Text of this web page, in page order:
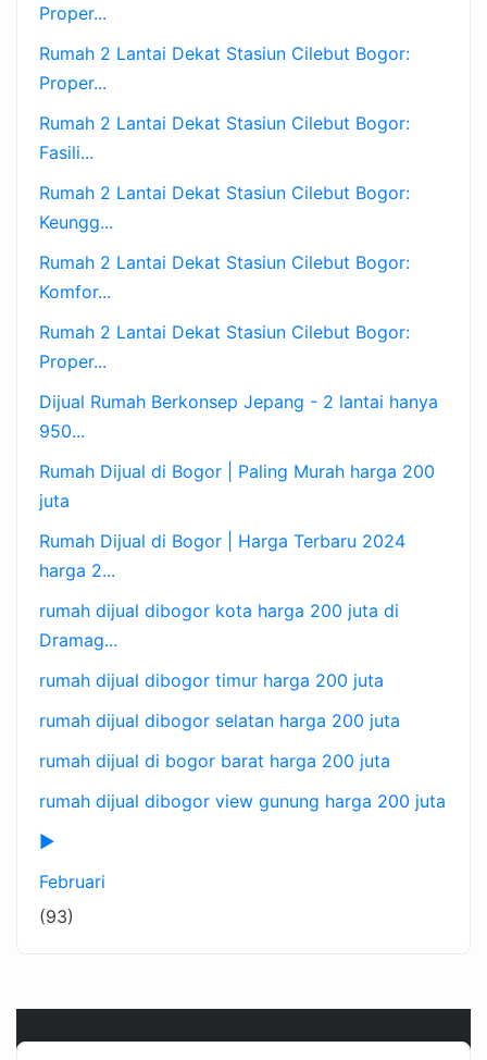
Proper...
Rumah 2 Lantai Dekat Stasiun Cilebut Bogor:
Proper...
Rumah 2 Lantai Dekat Stasiun Cilebut Bogor:
Fasili...
Rumah 2 Lantai Dekat Stasiun Cilebut Bogor:
Keungg...
Rumah 2 Lantai Dekat Stasiun Cilebut Bogor:
Komfor...
Rumah 2 Lantai Dekat Stasiun Cilebut Bogor:
Proper...
Dijual Rumah Berkonsep Jepang - 2 lantai hanya
950...
Rumah Dijual di Bogor | Paling Murah harga 200
juta
Rumah Dijual di Bogor | Harga Terbaru 2024
harga 2...
rumah dijual dibogor kota harga 200 juta di
Dramag...
rumah dijual dibogor timur harga 200 juta
rumah dijual dibogor selatan harga 200 juta
rumah dijual di bogor barat harga 200 juta
rumah dijual dibogor view gunung harga 200 juta
►
Februari
(93)